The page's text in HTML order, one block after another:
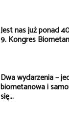
Jest nas już ponad
9. Kongres
Dwa wydarzenia –
biometanowa i
się...